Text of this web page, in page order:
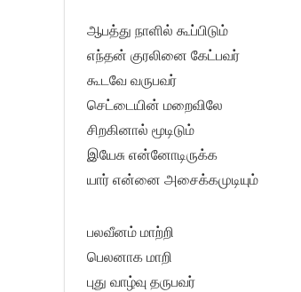
ஆபத்து நாளில் கூப்பிடும்
எந்தன் குரலினை கேட்பவர்
கூடவே வருபவர்
செட்டையின் மறைவிலே
சிறகினால் மூடிடும்
இயேசு என்னோடிருக்க
யார் என்னை அசைக்கமுடியும்
பலவீனம் மாற்றி
பெலனாக மாறி
புது வாழ்வு தருபவர்